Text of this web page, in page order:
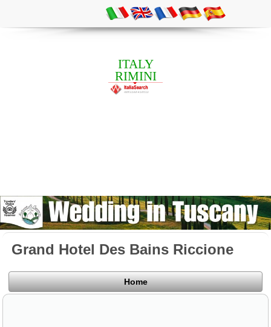
ITALY
RIMINI
Grand Hotel Des Bains Riccione
Home